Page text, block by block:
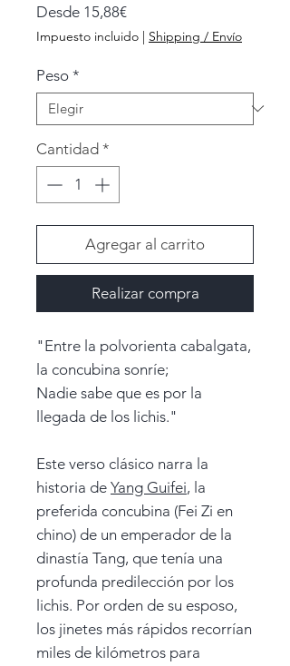
Desde 15,88€Precio
de
oferta
Impuesto incluido | Shipping / Envío
Peso *
Cantidad *
Agregar al carrito
Realizar compra
"Entre la polvorienta cabalgata,
la concubina sonríe;
Nadie sabe que es por la
llegada de los lichis."
Este verso clásico narra la
historia de Yang Guifei, la
preferida concubina (Fei Zi en
chino) de un emperador de la
dinastía Tang, que tenía una
profunda predilección por los
lichis. Por orden de su esposo,
los jinetes más rápidos recorrían
miles de kilómetros para